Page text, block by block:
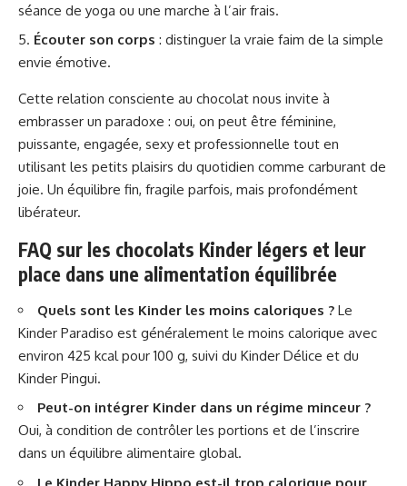
séance de yoga ou une marche à l’air frais.
Écouter son corps : distinguer la vraie faim de la simple
envie émotive.
Cette relation consciente au chocolat nous invite à
embrasser un paradoxe : oui, on peut être féminine,
puissante, engagée, sexy et professionnelle tout en
utilisant les petits plaisirs du quotidien comme carburant de
joie. Un équilibre fin, fragile parfois, mais profondément
libérateur.
FAQ sur les chocolats Kinder légers et leur
place dans une alimentation équilibrée
Quels sont les Kinder les moins caloriques ? Le
Kinder Paradiso est généralement le moins calorique avec
environ 425 kcal pour 100 g, suivi du Kinder Délice et du
Kinder Pingui.
Peut-on intégrer Kinder dans un régime minceur ?
Oui, à condition de contrôler les portions et de l’inscrire
dans un équilibre alimentaire global.
Le Kinder Happy Hippo est-il trop calorique pour